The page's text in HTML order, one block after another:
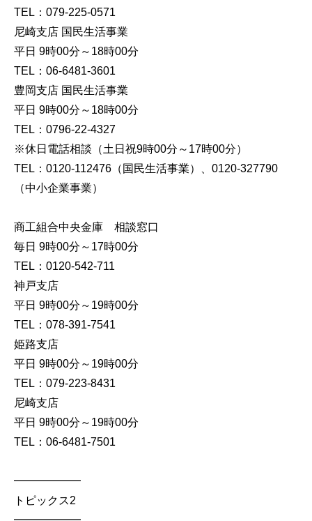
TEL：079-225-0571
尼崎支店 国民生活事業
平日 9時00分～18時00分
TEL：06-6481-3601
豊岡支店 国民生活事業
平日 9時00分～18時00分
TEL：0796-22-4327
※休日電話相談（土日祝9時00分～17時00分）
TEL：0120-112476（国民生活事業）、0120-327790
（中小企業事業）
商工組合中央金庫 相談窓口
毎日 9時00分～17時00分
TEL：0120-542-711
神戸支店
平日 9時00分～19時00分
TEL：078-391-7541
姫路支店
平日 9時00分～19時00分
TEL：079-223-8431
尼崎支店
平日 9時00分～19時00分
TEL：06-6481-7501
━━━━━━
トピックス2